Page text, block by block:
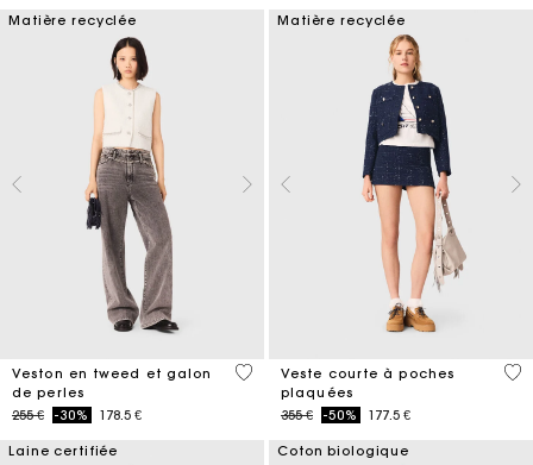
Matière recyclée
Veston en tweed et galon
de perles
Price reduced from
255 €to-30% 178.5 €
5 out of 5 Customer Rating
Matière recyclée
Veste courte à poches
plaquées
Price reduced from
355 €to-50% 177.5 €
3,1
Laine certifiée Coton biologique